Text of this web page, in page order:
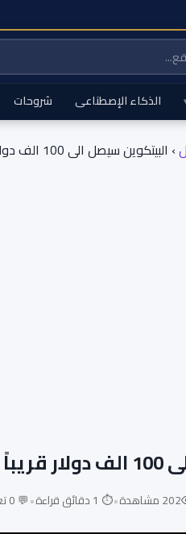
الذكاء الإصطناعى شروحات
› البيتكوين سيصل الى 100 الف دولار قريباً حسب المحلل
202 مشاهدة •⏱ 1 دقائق قراءة •💬 0 تعليق